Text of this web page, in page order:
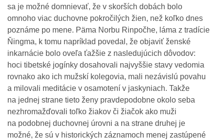
sa je možné domnievať, že v skorších dobách bolo
omnoho viac duchovne pokročilých žien, než koľko dnes
poznáme po mene. Päma Norbu Rinpočhe, láma z tradície
Ňingma, k tomu napríklad povedal, že objaviť ženské
inkarnácie bolo oveľa ťažšie z nasledujúcich dôvodov:
hoci tibetské jogínky dosahovali najvyššie stavy vedomia
rovnako ako ich mužskí kolegovia, mali nezávislú povahu
a milovali meditácie v osamotení v jaskyniach. Takže
na jednej strane tieto ženy pravdepodobne okolo seba
nezhromažďovali toľko žiakov či žiačok ako muži
na podobnej duchovnej úrovni a na strane druhej je
možné, že sú v historických záznamoch menej zastúpené